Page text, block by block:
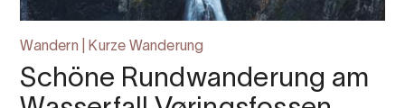
Wandern | Kurze Wanderung
Schöne Rundwanderung am